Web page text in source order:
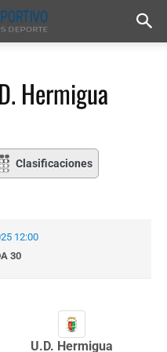
Hermigua
Clasificaciones
12:00
30
U.D. Hermigua